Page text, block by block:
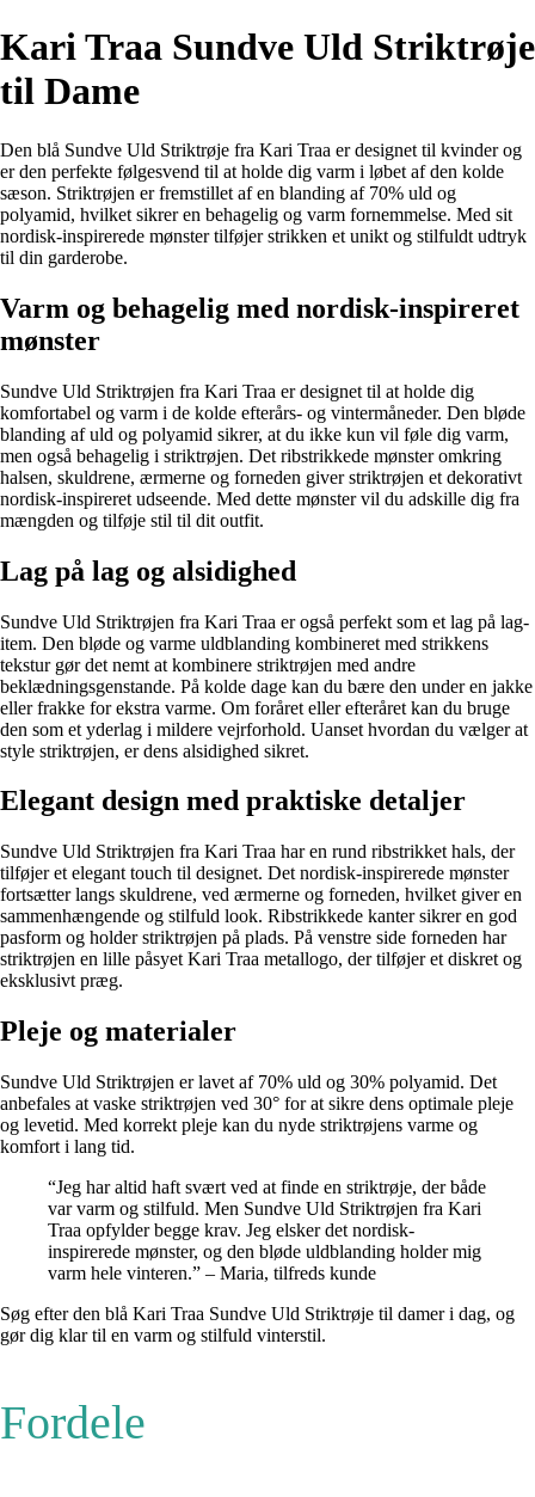
Kari Traa Sundve Uld Striktrøje
til Dame
Den blå Sundve Uld Striktrøje fra Kari Traa er designet til kvinder og
er den perfekte følgesvend til at holde dig varm i løbet af den kolde
sæson. Striktrøjen er fremstillet af en blanding af 70% uld og
polyamid, hvilket sikrer en behagelig og varm fornemmelse. Med sit
nordisk-inspirerede mønster tilføjer strikken et unikt og stilfuldt udtryk
til din garderobe.
Varm og behagelig med nordisk-inspireret
mønster
Sundve Uld Striktrøjen fra Kari Traa er designet til at holde dig
komfortabel og varm i de kolde efterårs- og vintermåneder. Den bløde
blanding af uld og polyamid sikrer, at du ikke kun vil føle dig varm,
men også behagelig i striktrøjen. Det ribstrikkede mønster omkring
halsen, skuldrene, ærmerne og forneden giver striktrøjen et dekorativt
nordisk-inspireret udseende. Med dette mønster vil du adskille dig fra
mængden og tilføje stil til dit outfit.
Lag på lag og alsidighed
Sundve Uld Striktrøjen fra Kari Traa er også perfekt som et lag på lag-
item. Den bløde og varme uldblanding kombineret med strikkens
tekstur gør det nemt at kombinere striktrøjen med andre
beklædningsgenstande. På kolde dage kan du bære den under en jakke
eller frakke for ekstra varme. Om foråret eller efteråret kan du bruge
den som et yderlag i mildere vejrforhold. Uanset hvordan du vælger at
style striktrøjen, er dens alsidighed sikret.
Elegant design med praktiske detaljer
Sundve Uld Striktrøjen fra Kari Traa har en rund ribstrikket hals, der
tilføjer et elegant touch til designet. Det nordisk-inspirerede mønster
fortsætter langs skuldrene, ved ærmerne og forneden, hvilket giver en
sammenhængende og stilfuld look. Ribstrikkede kanter sikrer en god
pasform og holder striktrøjen på plads. På venstre side forneden har
striktrøjen en lille påsyet Kari Traa metallogo, der tilføjer et diskret og
eksklusivt præg.
Pleje og materialer
Sundve Uld Striktrøjen er lavet af 70% uld og 30% polyamid. Det
anbefales at vaske striktrøjen ved 30° for at sikre dens optimale pleje
og levetid. Med korrekt pleje kan du nyde striktrøjens varme og
komfort i lang tid.
“Jeg har altid haft svært ved at finde en striktrøje, der både
var varm og stilfuld. Men Sundve Uld Striktrøjen fra Kari
Traa opfylder begge krav. Jeg elsker det nordisk-
inspirerede mønster, og den bløde uldblanding holder mig
varm hele vinteren.” – Maria, tilfreds kunde
Søg efter den blå Kari Traa Sundve Uld Striktrøje til damer i dag, og
gør dig klar til en varm og stilfuld vinterstil.
Fordele